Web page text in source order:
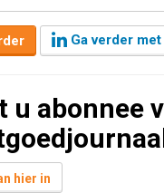
dus de
is wat de inflatie
Ga verder
u abonnee
hier in